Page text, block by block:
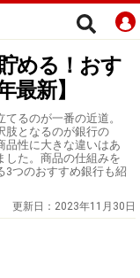
める！おす
新】
るのが一番の近道。
肢となるのが銀行の
品性に大きな違いはあ
した。商品の仕組みを
3つのおすすめ銀行も紹
更新日： 2023年11月30日